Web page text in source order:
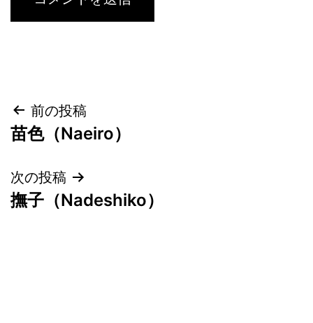
投
稿
ナ
ビ
前の投稿
苗色（Naeiro）
次の投稿
撫子（Nadeshiko）